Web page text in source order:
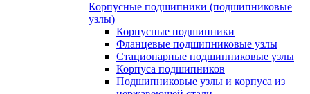
Корпусные подшипники (подшипниковые
узлы)
Корпусные подшипники
Фланцевые подшипниковые узлы
Стационарные подшипниковые узлы
Корпуса подшипников
Подшипниковые узлы и корпуса из